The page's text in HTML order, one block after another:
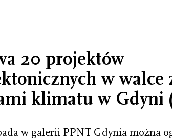
20 projektów
w walce
klimatu w Gdyni
w galerii PPNT Gdynia można